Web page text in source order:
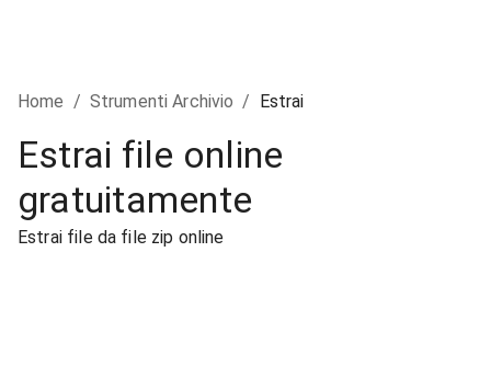
Home / Strumenti Archivio / Estrai
Estrai file online
gratuitamente
Estrai file da file zip online